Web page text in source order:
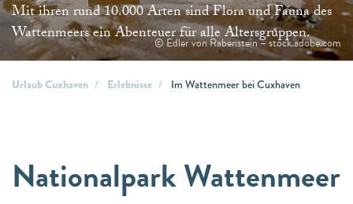
© Edler von Rabenstein – stock.adobe.com
Mit ihren rund 10.000 Arten sind Flora und Fauna des
Wattenmeers ein Abenteuer für alle Altersgruppen.
Urlaub Cuxhaven Erlebnisse Im Wattenmeer bei Cuxhaven
Nationalpark Wattenmeer